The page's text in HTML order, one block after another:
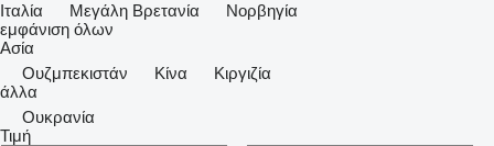
Ιταλία
Μεγάλη Βρετανία
Νορβηγία
εμφάνιση όλων
Ασία
Ουζμπεκιστάν
Κίνα
Κιργιζία
άλλα
Ουκρανία
Τιμή